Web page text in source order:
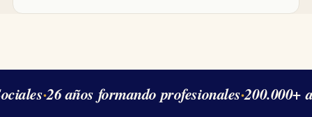
·26 años formando profesionales·200.000+